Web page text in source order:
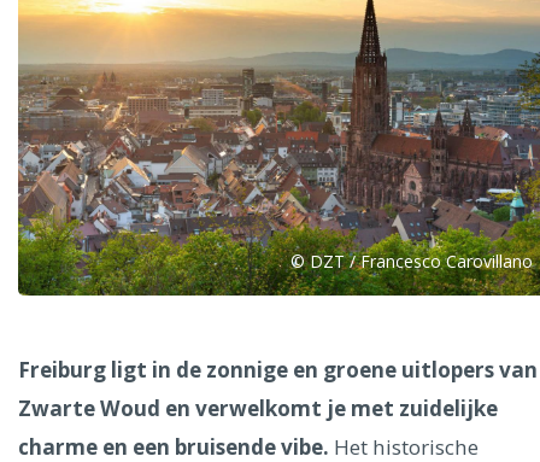
Phoenix
Dresden
© DZT / Francesco Carovillano
Freiburg ligt in de zonnige en groene uitlopers
Zwarte Woud en verwelkomt je met zuidelijke
charme en een bruisende vibe. Het historische